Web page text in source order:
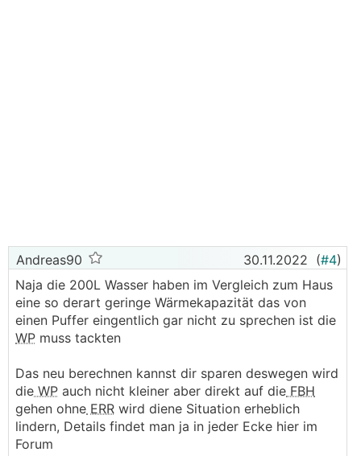
Andreas90 30.11.2022 (#4)
Naja die 200L Wasser haben im Vergleich zum Haus
eine so derart geringe Wärmekapazität das von
einen Puffer eingentlich gar nicht zu sprechen ist die
WP muss tackten
Das neu berechnen kannst dir sparen deswegen wird
die WP auch nicht kleiner aber direkt auf die FBH
gehen ohne ERR wird diene Situation erheblich
lindern, Details findet man ja in jeder Ecke hier im
Forum